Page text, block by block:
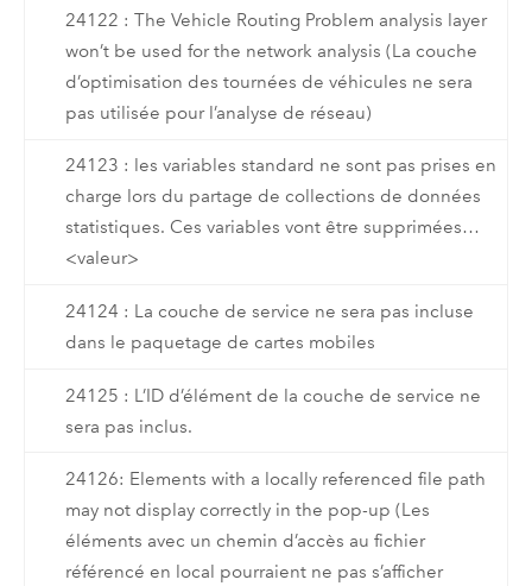
24122 : The Vehicle Routing Problem analysis layer
won’t be used for the network analysis (La couche
d’optimisation des tournées de véhicules ne sera
pas utilisée pour l’analyse de réseau)
24123 : les variables standard ne sont pas prises en
charge lors du partage de collections de données
statistiques. Ces variables vont être supprimées…
<valeur>
24124 : La couche de service ne sera pas incluse
dans le paquetage de cartes mobiles
24125 : L’ID d’élément de la couche de service ne
sera pas inclus.
24126: Elements with a locally referenced file path
may not display correctly in the pop-up (Les
éléments avec un chemin d’accès au fichier
référencé en local pourraient ne pas s’afficher